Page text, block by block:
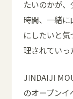
たいのかが、
時間、一緒
にしたいと
理されていっ
JINDAIJI
のオープン